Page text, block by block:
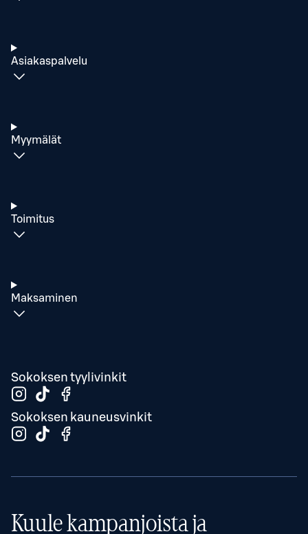
Asiakaspalvelu
Myymälät
Toimitus
Maksaminen
Sokoksen tyylivinkit
Sokoksen kauneusvinkit
Kuule kampanjoista ja